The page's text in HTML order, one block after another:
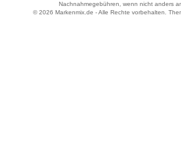
Nachnahmegebühren, wenn nicht anders
© 2026 Markenmix.de - Alle Rechte vorbehalten.